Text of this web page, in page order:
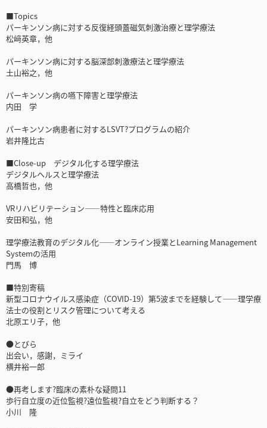
■Topics
パーキンソン病に対する反復経頭蓋磁気刺激治療と理学療法
松﨑英章，他
パーキンソン病に対する脳深部刺激療法と理学療法
土山裕之，他
パーキンソン病の嚥下障害と理学療法
内田 学
パーキンソン病患者に対するLSVT?プログラムの紹介
岩井隆比古
■Close-up デジタル化する理学療法
デジタルヘルスと理学療法
高橋哲也，他
VRリハビリテーション――特性と臨床応用
安田和弘，他
理学療法教育のデジタル化――オンライン授業とLearning Management
Systemの活用
門馬 博
■特別寄稿
新型コロナウイルス感染症（COVID-19）第5波までを経験して――理学療
法士の役割とリスク管理について考える
北原エリ子，他
●とびら
出会い，感謝，ミライ
横井裕一郎
●再考します?臨床の素朴な疑問11
歩行自立度の近位監視?遠位監視?自立をどう判断する？
小川 隆